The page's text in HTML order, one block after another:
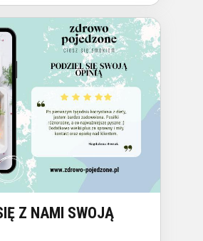
Z NAMI SWOJĄ